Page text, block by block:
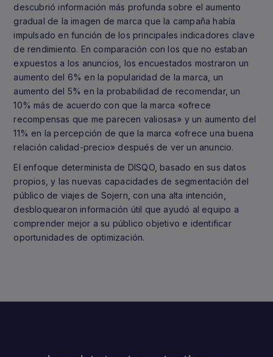
descubrió información más profunda sobre el aumento
gradual de la imagen de marca que la campaña había
impulsado en función de los principales indicadores clave
de rendimiento. En comparación con los que no estaban
expuestos a los anuncios, los encuestados mostraron un
aumento del 6% en la popularidad de la marca, un
aumento del 5% en la probabilidad de recomendar, un
10% más de acuerdo con que la marca «ofrece
recompensas que me parecen valiosas» y un aumento del
11% en la percepción de que la marca «ofrece una buena
relación calidad-precio» después de ver un anuncio.
El enfoque determinista de DISQO, basado en sus datos
propios, y las nuevas capacidades de segmentación del
público de viajes de Sojern, con una alta intención,
desbloquearon información útil que ayudó al equipo a
comprender mejor a su público objetivo e identificar
oportunidades de optimización.